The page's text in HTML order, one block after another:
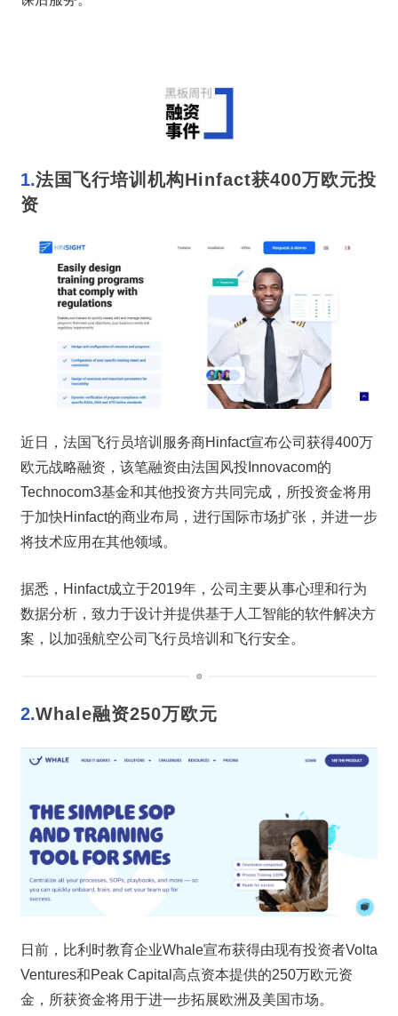
1.法国飞行培训机构Hinfact获400万欧元投
资
近日，法国飞行员培训服务商Hinfact宣布公司获得400万
欧元战略融资，该笔融资由法国风投Innovacom的
Technocom3基金和其他投资方共同完成，所投资金将用
于加快Hinfact的商业布局，进行国际市场扩张，并进一步
将技术应用在其他领域。
据悉，Hinfact成立于2019年，公司主要从事心理和行为
数据分析，致力于设计并提供基于人工智能的软件解决方
案，以加强航空公司飞行员培训和飞行安全。
2.Whale融资250万欧元
日前，比利时教育企业Whale宣布获得由现有投资者Volta
Ventures和Peak Capital高点资本提供的250万欧元资
金，所获资金将用于进一步拓展欧洲及美国市场。